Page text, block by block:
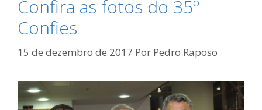
Confira as fotos do 35º
Confies
15 de dezembro de 2017 Por Pedro Raposo